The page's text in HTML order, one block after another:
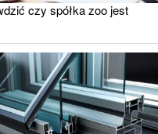
czy spółka zoo jest